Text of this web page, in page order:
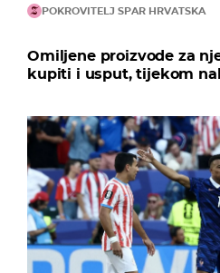
POKROVITELJ SPAR HRVATSKA
Omiljene proizvode za
kupiti i usput, tijekom